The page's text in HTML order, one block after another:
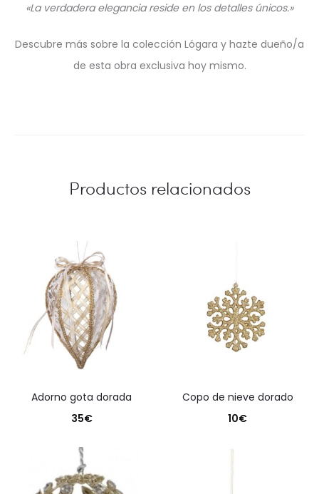
«La verdadera elegancia reside en los detalles únicos.»
Descubre más sobre la colección Lógara y hazte dueño/a
de esta obra exclusiva hoy mismo.
Productos relacionados
adorno gota dorada
35€
copo de nieve dorado
10€